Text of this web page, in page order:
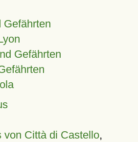
Gefährten
Gefährten
von Città di Castello,